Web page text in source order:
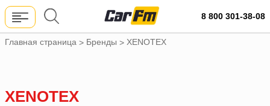
8 800 301-38-08
Главная страница > Бренды > XENOTEX
XENOTEX